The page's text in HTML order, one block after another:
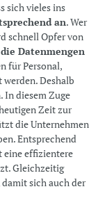
sich vieles ins
an. Wer
schnell Opfer von
Datenmengen
für Personal,
Deshalb
In diesem Zuge
Zeit zur
die Unternehmen
Entsprechend
eine effizientere
Gleichzeitig
sich auch der